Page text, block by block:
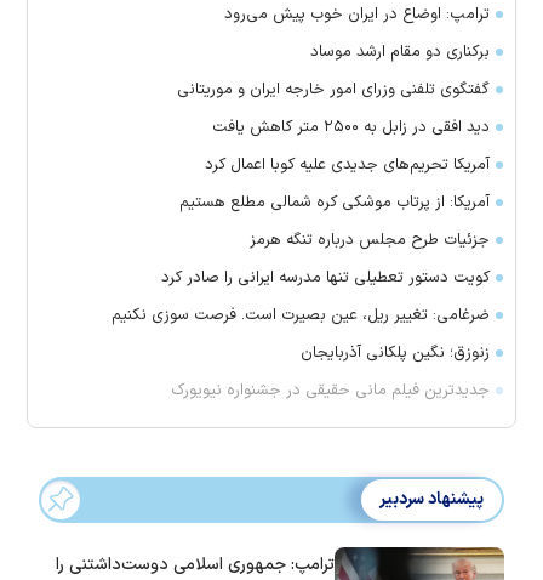
ترامپ: اوضاع در ایران خوب پیش می‌رود
برکناری دو مقام ارشد موساد
گفتگوی تلفنی وزرای امور خارجه ایران و موریتانی
دید افقی در زابل به ۲۵۰۰ متر کاهش یافت
آمریکا تحریم‌های جدیدی علیه کوبا اعمال کرد
آمریکا: از پرتاب موشکی کره شمالی مطلع هستیم
جزئیات طرح مجلس درباره تنگه هرمز
کویت دستور تعطیلی تنها مدرسه ایرانی را صادر کرد
ضرغامی: تغییر ریل، عین بصیرت است. فرصت سوزی نکنیم
زنوزق؛ نگین پلکانی آذربایجان
جدیدترین فیلم مانی حقیقی در جشنواره نیویورک
پیشنهاد سردبیر
ترامپ: جمهوری اسلامی دوست‌داشتنی را